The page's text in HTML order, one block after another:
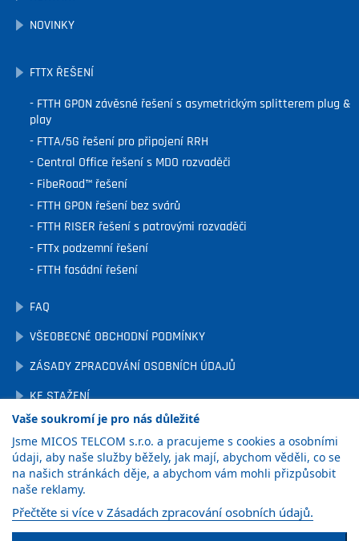
NOVINKY
FTTX ŘEŠENÍ
FTTH GPON závěsné řešení s asymetrickým splitterem plug &
play
FTTA/5G řešení pro připojení RRH
Central Office řešení s MDO rozvaděči
FibeRoad™ řešení
FTTH GPON řešení bez svárů
FTTH RISER řešení s patrovými rozvaděči
FTTx podzemní řešení
FTTH fasádní řešení
FAQ
VŠEOBECNÉ OBCHODNÍ PODMÍNKY
ZÁSADY ZPRACOVÁNÍ OSOBNÍCH ÚDAJŮ
KE STAŽENÍ
OCHRANA OZNAMOVATELŮ
NASTAVENÍ COOKIES
KATALOG
Vaše soukromí je pro nás důležité
Jsme MICOS TELCOM s.r.o. a pracujeme s cookies a osobními
údaji, aby naše služby běžely, jak mají, abychom věděli, co se
na našich stránkách děje, a abychom vám mohli přizpůsobit
naše reklamy.
Přečtěte si více v Zásadách zpracování osobních údajů.